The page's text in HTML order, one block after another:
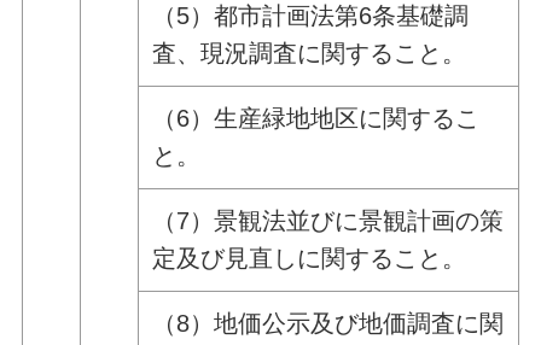
（5）都市計画法第6条基礎調
査、現況調査に関すること。
（6）生産緑地地区に関するこ
と。
（7）景観法並びに景観計画の策
定及び見直しに関すること。
（8）地価公示及び地価調査に関